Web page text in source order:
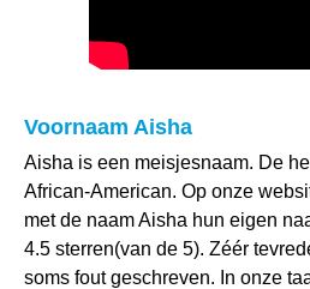
Voornaam Aisha
Aisha is een meisjesnaam. De
African-American. Op onze
met de naam Aisha hun eigen
4.5 sterren(van de 5). Zéér
soms fout geschreven. In onze